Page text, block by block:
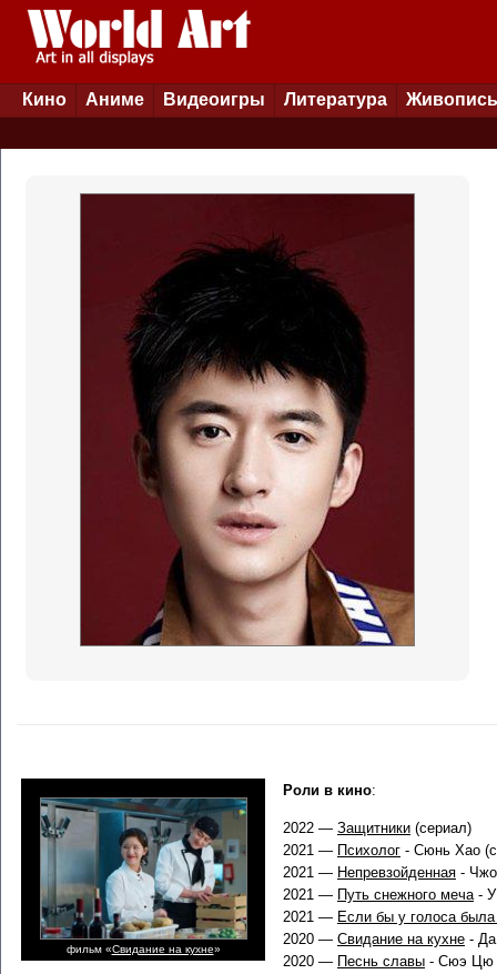
Кино Аниме Видеоигры Литература Живопись
фильм «Свидание на кухне»
Роли в кино:
2022 — Защитники (сериал)
2021 — Психолог - Сюнь Хао
2021 — Непревзойденная -
2021 — Путь снежного меча- У
2021 — Если бы у голоса
2020 — Свидание на кухне -
2020 — Песнь славы - Сюэ Цю